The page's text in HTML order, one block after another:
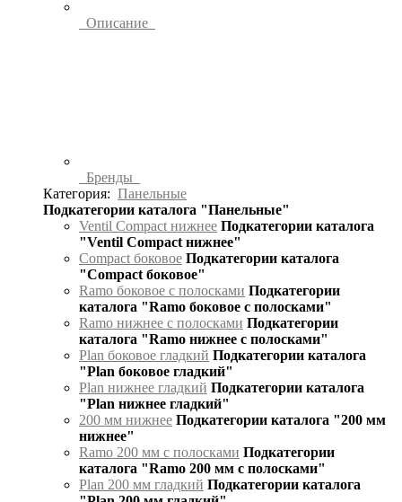
Описание
Бренды
Категория: Панельные
Подкатегории каталога "Панельные"
Ventil Compact нижнее Подкатегории каталога
"Ventil Compact нижнее"
Compact боковое Подкатегории каталога
"Compact боковое"
Ramo боковое с полосками Подкатегории
каталога "Ramo боковое с полосками"
Ramo нижнее с полосками Подкатегории
каталога "Ramo нижнее с полосками"
Plan боковое гладкий Подкатегории каталога
"Plan боковое гладкий"
Plan нижнее гладкий Подкатегории каталога
"Plan нижнее гладкий"
200 мм нижнее Подкатегории каталога "200 мм
нижнее"
Ramo 200 мм с полосками Подкатегории
каталога "Ramo 200 мм с полосками"
Plan 200 мм гладкий Подкатегории каталога